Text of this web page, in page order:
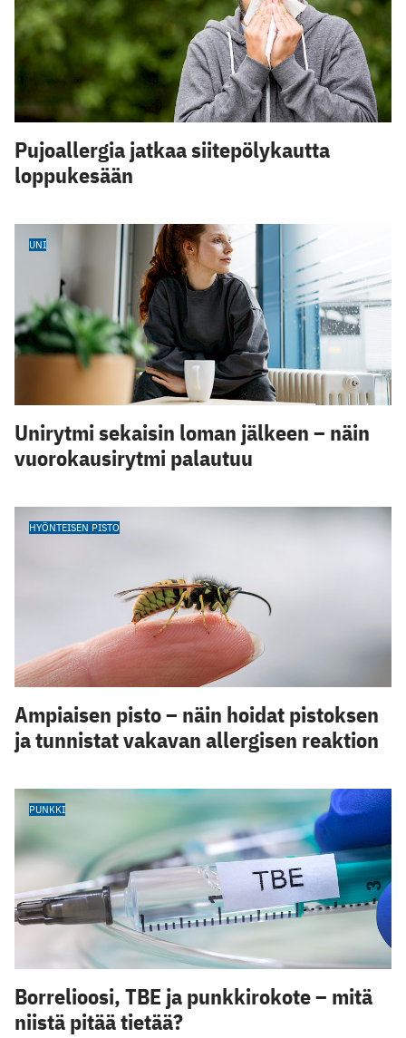
Pujoallergia jatkaa siitepölykautta
loppukesään
UNI
Unirytmi sekaisin loman jälkeen – näin
vuorokausirytmi palautuu
HYÖNTEISEN PISTO
Ampiaisen pisto – näin hoidat pistoksen
ja tunnistat vakavan allergisen reaktion
PUNKKI
Borrelioosi, TBE ja punkkirokote – mitä
niistä pitää tietää?